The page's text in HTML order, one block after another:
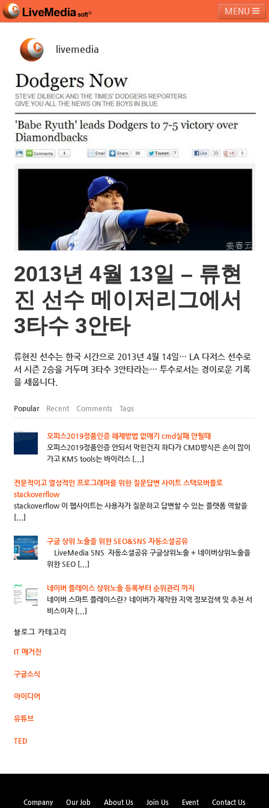
MENU
페밀리 사이트
livemedia
2013년 4월 13일 – 류현
진 선수 메이저리그에서
3타수 3안타
류현진 선수는 한국 시간으로 2013년 4월 14일… LA 다저스 선수로
서 시즌 2승을 거두며 3타수 3안타라는… 투수로서는 경이로운 기록
을 세웁니다.
Popular Recent Comments Tags
오피스2019정품인증 해제방법 없애기 cmd실패 안될때
오피스2019정품인증 안되서 막힌건지 하다가 CMD방식은 손이 많이
가고 KMS tools는 바이러스 [...]
전문적이고 열성적인 프로그래머를 위한 질문답변 사이트 스텍오버플로
stackoverflow
stackoverflow 이 웹사이트는 사용자가 질문하고 답변할 수 있는 플랫폼 역할을
[...]
구글 상위 노출을 위한 SEO&SNS 자동소셜공유
LiveMedia SNS 자동소셜공유 구글상위노출 + 네이버상위노출을
위한 SEO [...]
네이버 플레이스 상위노출 등록부터 순위관리 까지
네이버 스마트 플레이스란? 네이버가 제작한 지역 정보검색 및 추천 서
비스이자 [...]
블로그 카테고리
IT 매거진
구글소식
아이디어
유튜브
TED
Company Our Job About Us Join Us Event Contact Us